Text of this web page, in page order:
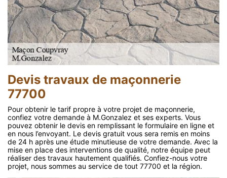
Devis travaux de maçonnerie
77700
Pour obtenir le tarif propre à votre projet de maçonnerie,
confiez votre demande à M.Gonzalez et ses experts. Vous
pouvez obtenir le devis en remplissant le formulaire en ligne et
en nous l’envoyant. Le devis gratuit vous sera remis en moins
de 24 h après une étude minutieuse de votre demande. Avec la
mise en place des interventions de qualité, notre équipe peut
réaliser des travaux hautement qualifiés. Confiez-nous votre
projet, nous sommes au service de tout 77700 et la région.